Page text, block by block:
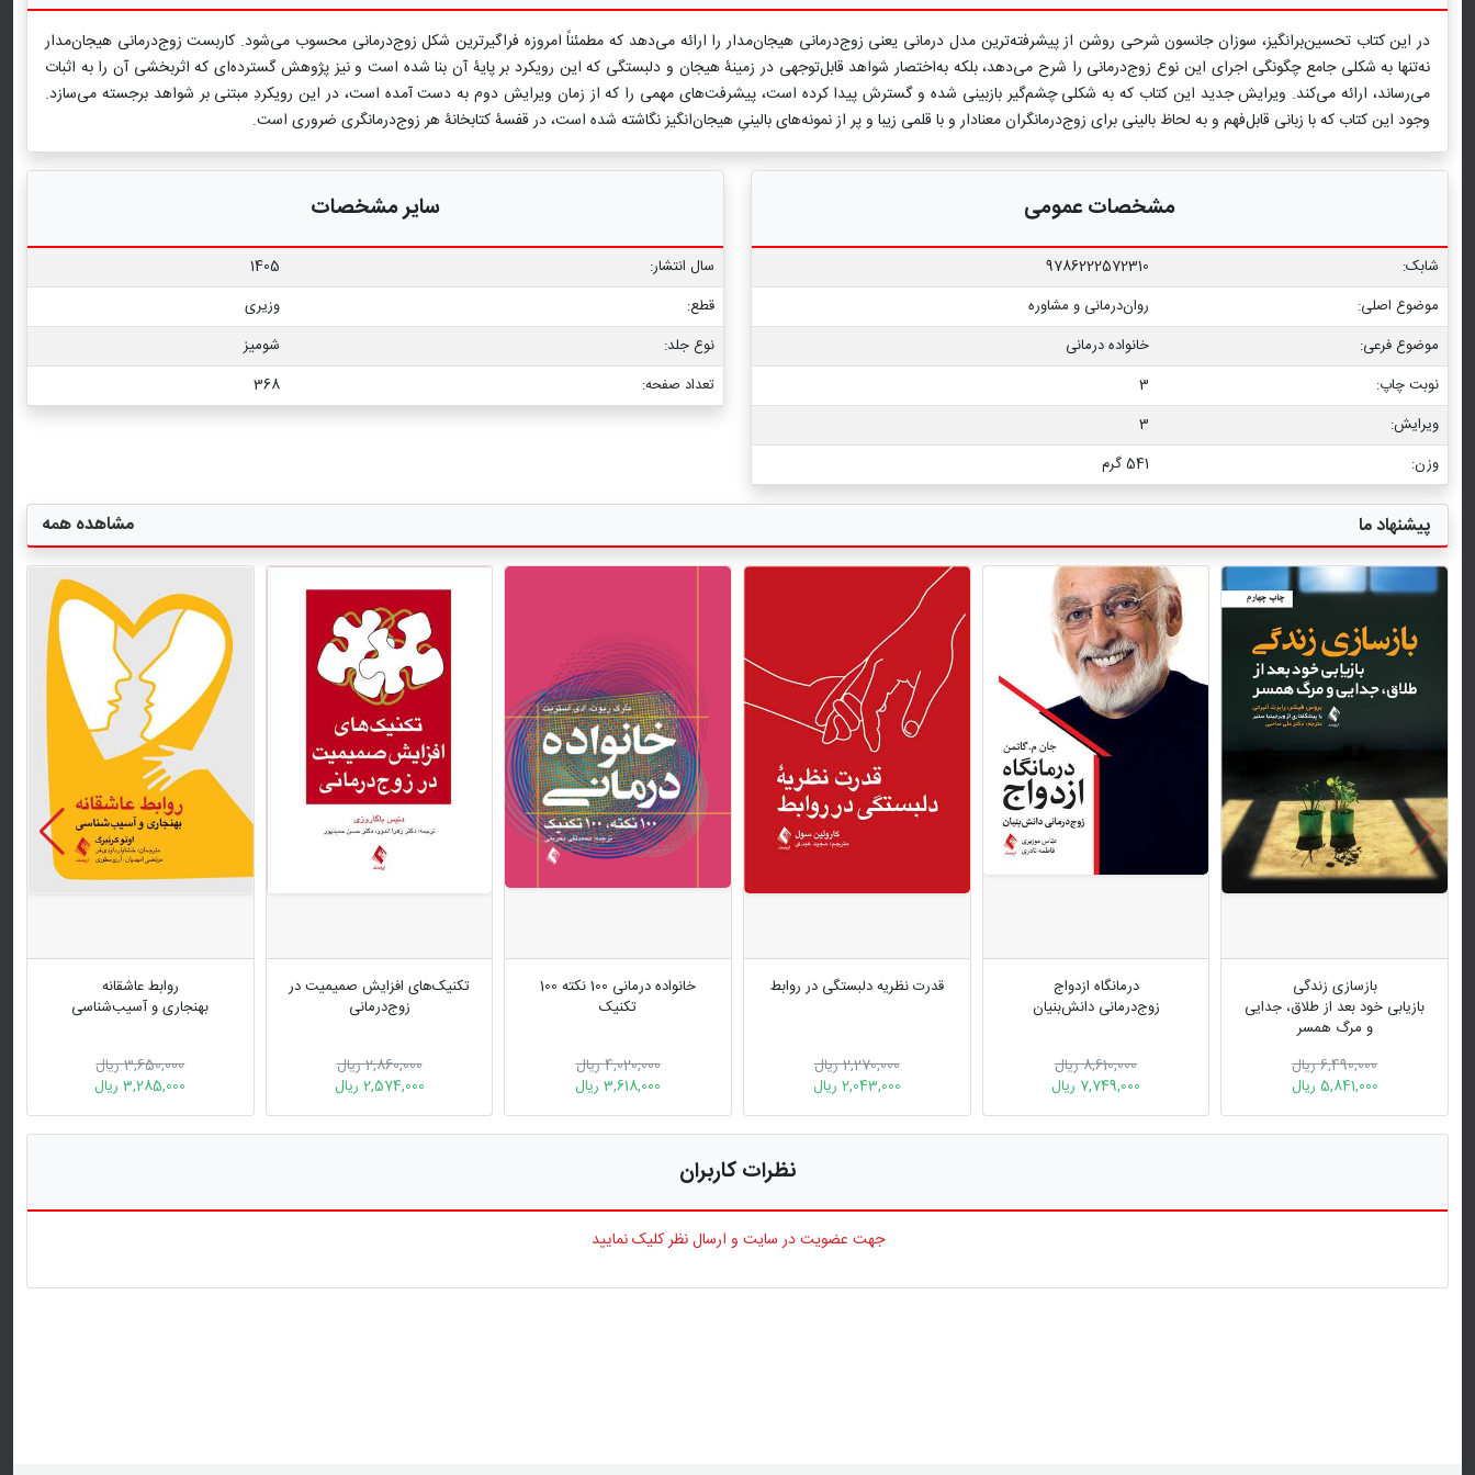
در این کتاب تحسین‌برانگیز، سوزان جانسون شرحی روشن از پیشرفته‌ترین مدل درمانی یعنی زوج‌درمانی هیجان‌مدار را ارائه می‌دهد که مطمئناً امروزه فراگیرترین شکل زوج‌درمانی محسوب می‌شود. کاربست زوج‌درمانی هیجان‌مدار
نه‌تنها به شکلی جامع چگونگی اجرای این نوع زوج‌درمانی را شرح می‌دهد، بلکه به‌اختصار شواهد قابل‌توجهی در زمینۀ هیجان و دلبستگی که این رویکرد بر پایۀ‌ آن بنا شده است و نیز پژوهش‌ گسترده‌ای که اثربخشی آن را به اثبات
می‌رساند، ارائه می‌کند. ویرایش جدید این کتاب که به شکلی چشم‌گیر بازبینی شده و گسترش پیدا کرده است، پیشرفت‌های مهمی را که از زمان ویرایش دوم به دست آمده است، در این رویکردِ مبتنی بر شواهد برجسته می‌سازد.
وجود این کتاب که با زبانی قابل‌فهم و به لحاظ بالینی برای زوج‌درمانگران معنادار و با قلمی زیبا و پر از نمونه‌های بالینیِ هیجان‌انگیز نگاشته شده است، در قفسۀ کتابخانۀ هر زوج‌درمانگری ضروری است.
مشخصات عمومی
شابک:
9786222572310
موضوع اصلی:
روان‌درمانی و مشاوره
موضوع فرعی:
خانواده درمانی
نوبت چاپ:
3
ویرایش:
3
وزن:
541 گرم
سایر مشخصات
سال انتشار:
1405
قطع:
وزیری
نوع جلد:
شومیز
تعداد صفحه:
368
پیشنهاد ما مشاهده همه
بازسازی زندگی
بازیابی خود بعد از طلاق، جدایی
و مرگ همسر
6,490,000 ریال
5,841,000 ریال
درمانگاه ازدواج
زوج‌درمانی دانش‌بنیان
8,610,000 ریال
7,749,000 ریال
قدرت نظریه دلبستگی در روابط
2,270,000 ریال
2,043,000 ریال
خانواده درمانی 100 نکته 100
تکنیک
4,020,000 ریال
3,618,000 ریال
تکنیک‌های افزایش صمیمیت در
زوج‌درمانی
2,860,000 ریال
2,574,000 ریال
روابط عاشقانه
بهنجاری و آسیب‌شناسی
3,650,000 ریال
3,285,000 ریال
نظرات کاربران
جهت عضویت در سایت و ارسال نظر کلیک نمایید